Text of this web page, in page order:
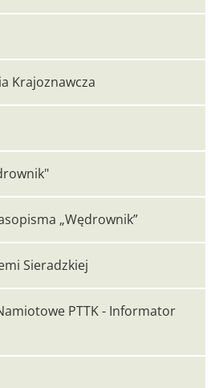
Krajoznawcza
„Wędrownik”
Sieradzkiej
PTTK - Informator